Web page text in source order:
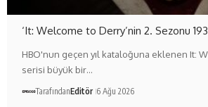
‘It: Welcome to Derry’nin 2. Sezonu
HBO'nun geçen yıl kataloğuna eklenen It:
serisi büyük bir…
TarafındanEditör 6 Ağu 2026